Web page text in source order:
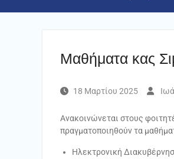
Μαθήματα κας
18 Μαρτίου 2025
Ανακοινώνεται στους
πραγματοποιηθούν τα
Ηλεκτρονική